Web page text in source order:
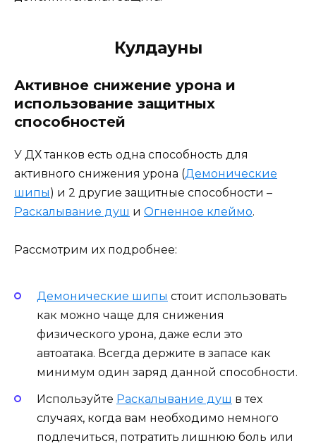
Кулдауны
Активное снижение урона и
использование защитных
способностей
У ДХ танков есть одна способность для
активного снижения урона (Демонические
шипы) и 2 другие защитные способности –
Раскалывание душ и Огненное клеймо.
Рассмотрим их подробнее:
Демонические шипы стоит использовать
как можно чаще для снижения
физического урона, даже если это
автоатака. Всегда держите в запасе как
минимум один заряд данной способности.
Используйте Раскалывание душ в тех
случаях, когда вам необходимо немного
подлечиться, потратить лишнюю боль или